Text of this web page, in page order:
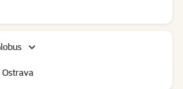
Ostrava